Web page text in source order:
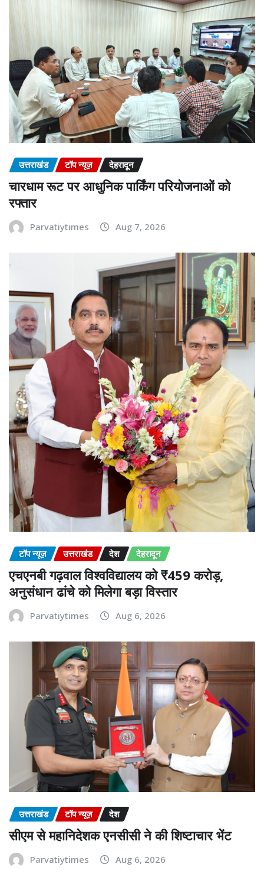
उत्तराखंड टॉप न्यूज़ देहरादून
चारधाम रूट पर आधुनिक पार्किंग परियोजनाओं को
रफ्तार
Parvatiytimes Aug 7, 2026
टॉप न्यूज़ उत्तराखंड देश देहरादून
एचएनबी गढ़वाल विश्वविद्यालय को ₹459 करोड़,
अनुसंधान ढांचे को मिलेगा बड़ा विस्तार
Parvatiytimes Aug 6, 2026
उत्तराखंड टॉप न्यूज़ देश
सीएम से महानिदेशक एनसीसी ने की शिष्टाचार भेंट
Parvatiytimes Aug 6, 2026